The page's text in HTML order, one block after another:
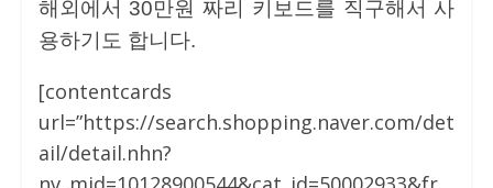
해외에서 30만원 짜리 키보드를 직구해서 사
용하기도 합니다.
[contentcards
url=”https://search.shopping.naver.com/det
ail/detail.nhn?